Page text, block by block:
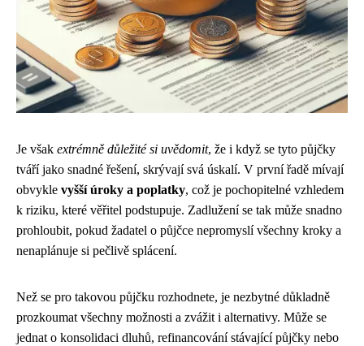
Je však extrémně důležité si uvědomit, že i když se tyto půjčky
tváří jako snadné řešení, skrývají svá úskalí. V první řadě mívají
obvykle vyšší úroky a poplatky, což je pochopitelné vzhledem
k riziku, které věřitel podstupuje. Zadlužení se tak může snadno
prohloubit, pokud žadatel o půjčce nepromyslí všechny kroky a
nenaplánuje si pečlivě splácení.
Než se pro takovou půjčku rozhodnete, je nezbytné důkladně
prozkoumat všechny možnosti a zvážit i alternativy. Může se
jednat o konsolidaci dluhů, refinancování stávající půjčky nebo